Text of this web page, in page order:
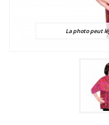
La photo peut